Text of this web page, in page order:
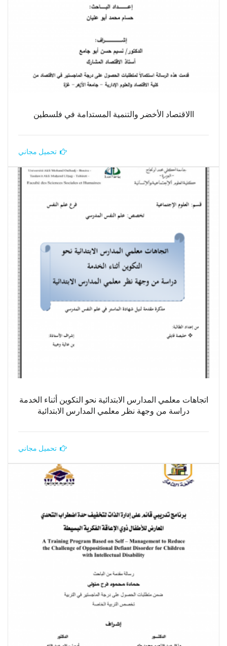
االاقتصاد الأخضر والتنمية المستدامة في فلسطين
تحميل مجاني
اتجاهات معلمي المدارس الابتدائية نحو التكوين أثناء الخدمة
دراسة من وجهة نظر معلمي المدارس الابتدائية
تحميل مجاني